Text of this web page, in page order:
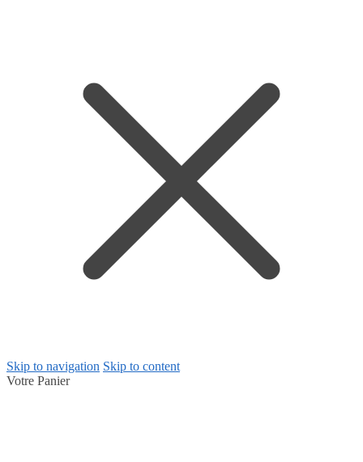
Skip to navigation Skip to content
Votre Panier